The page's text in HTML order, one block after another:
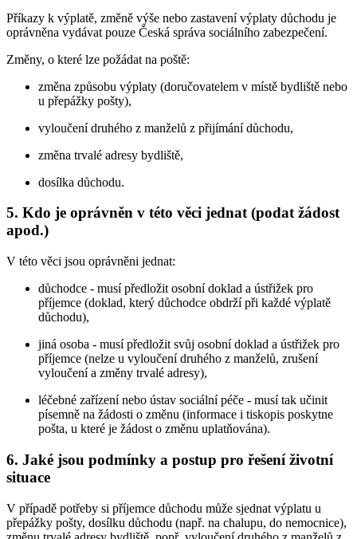
Příkazy k výplatě, změně výše nebo zastavení výplaty důchodu je
oprávněna vydávat pouze Česká správa sociálního zabezpečení.
Změny, o které lze požádat na poště:
změna způsobu výplaty (doručovatelem v místě bydliště nebo
u přepážky pošty),
vyloučení druhého z manželů z přijímání důchodu,
změna trvalé adresy bydliště,
dosílka důchodu.
5. Kdo je oprávněn v této věci jednat (podat žádost
apod.)
V této věci jsou oprávněni jednat:
důchodce - musí předložit osobní doklad a ústřižek pro
příjemce (doklad, který důchodce obdrží při každé výplatě
důchodu),
jiná osoba - musí předložit svůj osobní doklad a ústřižek pro
příjemce (nelze u vyloučení druhého z manželů, zrušení
vyloučení a změny trvalé adresy),
léčebné zařízení nebo ústav sociální péče - musí tak učinit
písemně na žádosti o změnu (informace i tiskopis poskytne
pošta, u které je žádost o změnu uplatňována).
6. Jaké jsou podmínky a postup pro řešení životní
situace
V případě potřeby si příjemce důchodu může sjednat výplatu u
přepážky pošty, dosílku důchodu (např. na chalupu, do nemocnice),